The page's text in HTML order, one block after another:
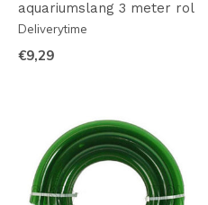
aquariumslang 3 meter rol
Deliverytime
€9,29